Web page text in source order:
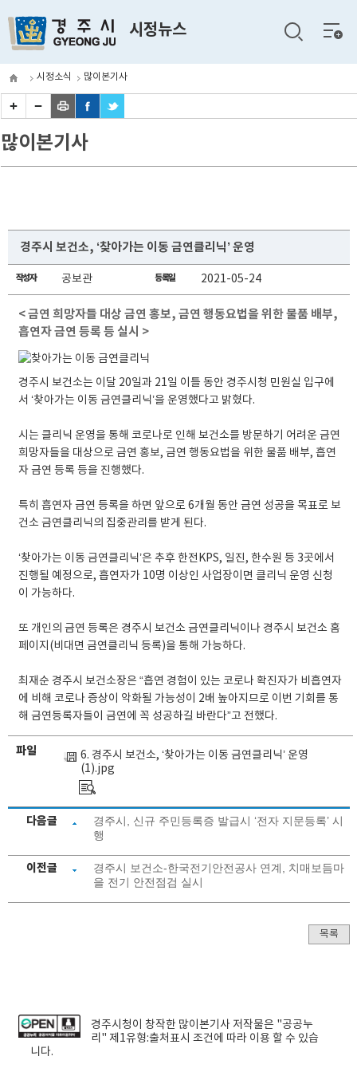
시정뉴스
전체
메뉴
시정소식 많이본기사
많이본기사
경주시 보건소, ‘찾아가는 이동 금연클리닉’ 운영
작성자 공보관 등록일 2021-05-24
< 금연 희망자들 대상 금연 홍보, 금연 행동요법을 위한 물품 배부,
흡연자 금연 등록 등 실시 >
경주시 보건소는 이달 20일과 21일 이틀 동안 경주시청 민원실 입구에
서 ‘찾아가는 이동 금연클리닉’을 운영했다고 밝혔다.
시는 클리닉 운영을 통해 코로나로 인해 보건소를 방문하기 어려운 금연
희망자들을 대상으로 금연 홍보, 금연 행동요법을 위한 물품 배부, 흡연
자 금연 등록 등을 진행했다.
특히 흡연자 금연 등록을 하면 앞으로 6개월 동안 금연 성공을 목표로 보
건소 금연클리닉의 집중관리를 받게 된다.
‘찾아가는 이동 금연클리닉’은 추후 한전KPS, 일진, 한수원 등 3곳에서
진행될 예정으로, 흡연자가 10명 이상인 사업장이면 클리닉 운영 신청
이 가능하다.
또 개인의 금연 등록은 경주시 보건소 금연클리닉이나 경주시 보건소 홈
페이지(비대면 금연클리닉 등록)을 통해 가능하다.
최재순 경주시 보건소장은 “흡연 경험이 있는 코로나 확진자가 비흡연자
에 비해 코로나 증상이 악화될 가능성이 2배 높아지므로 이번 기회를 통
해 금연등록자들이 금연에 꼭 성공하길 바란다”고 전했다.
파일
6. 경주시 보건소, ‘찾아가는 이동 금연클리닉’ 운영
(1).jpg
다음글
경주시, 신규 주민등록증 발급시 ‘전자 지문등록’ 시
행
이전글
경주시 보건소-한국전기안전공사 연계, 치매보듬마
을 전기 안전점검 실시
목록
경주시청이 창작한 많이본기사 저작물은 "공공누
리"제1유형:출처표시 조건에 따라 이용 할 수 있습
니다.